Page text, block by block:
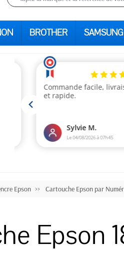
BROTHER SAMSUNG
Epson Cartouche Epson par
Epson